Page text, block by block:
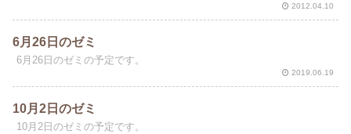
2012.04.10
6月26日のゼミ
6月26日のゼミの予定です。
2019.06.19
10月2日のゼミ
10月2日のゼミの予定です。